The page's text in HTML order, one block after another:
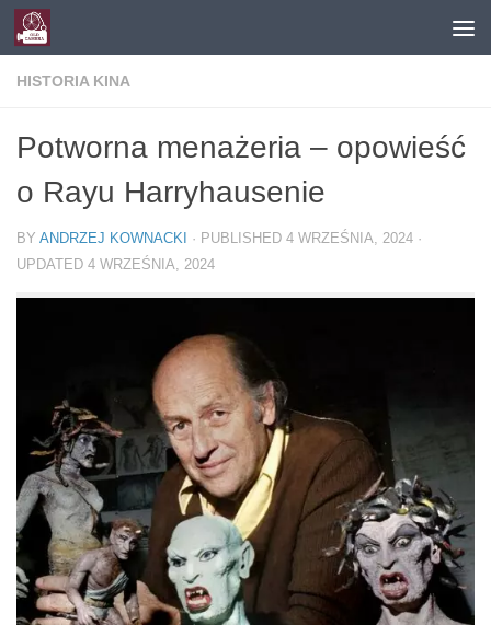
Skip to content
HISTORIA KINA
Potworna menażeria – opowieść
o Rayu Harryhausenie
BY ANDRZEJ KOWNACKI · PUBLISHED 4 WRZEŚNIA, 2024 ·
UPDATED 4 WRZEŚNIA, 2024